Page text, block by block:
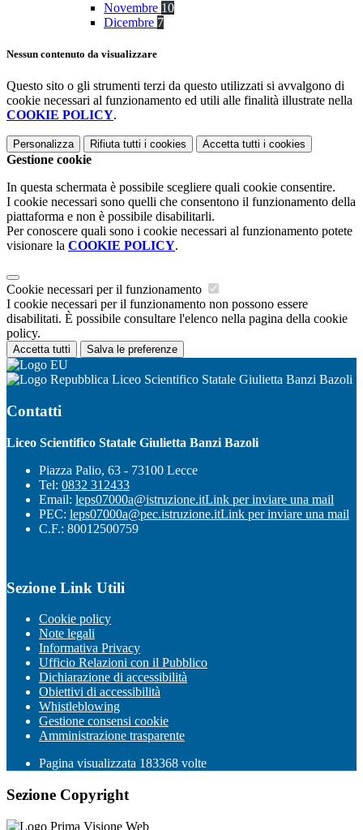
Novembre 10
Dicembre 7
Nessun contenuto da visualizzare
Questo sito o gli strumenti terzi da questo utilizzati si avvalgono di
cookie necessari al funzionamento ed utili alle finalità illustrate nella
COOKIE POLICY.
Personalizza Rifiuta tutti i cookies Accetta tutti i cookies
Gestione cookie
In questa schermata è possibile scegliere quali cookie consentire.
I cookie necessari sono quelli che consentono il funzionamento della
piattaforma e non è possibile disabilitarli.
Per conoscere quali sono i cookie necessari al funzionamento potete
visionare la COOKIE POLICY.
Cookie necessari per il funzionamento
I cookie necessari per il funzionamento non possono essere
disabilitati. È possibile consultare l'elenco nella pagina della cookie
policy.
Accetta tutti Salva le preferenze
Liceo Scientifico Statale Giulietta Banzi Bazoli
Contatti
Liceo Scientifico Statale Giulietta Banzi Bazoli
Piazza Palio, 63 - 73100 Lecce
Tel: 0832 312433
Email: leps07000a@istruzione.itLink per inviare una mail
PEC: leps07000a@pec.istruzione.itLink per inviare una mail
C.F.: 80012500759
Sezione Link Utili
Cookie policy
Note legali
Informativa Privacy
Ufficio Relazioni con il Pubblico
Dichiarazione di accessibilità
Obiettivi di accessibilità
Whistleblowing
Gestione consensi cookie
Amministrazione trasparente
Pagina visualizzata 183368 volte
Sezione Copyright